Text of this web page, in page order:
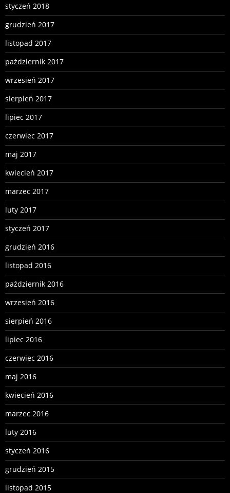
styczeń 2018
grudzień 2017
listopad 2017
październik 2017
wrzesień 2017
sierpień 2017
lipiec 2017
czerwiec 2017
maj 2017
kwiecień 2017
marzec 2017
luty 2017
styczeń 2017
grudzień 2016
listopad 2016
październik 2016
wrzesień 2016
sierpień 2016
lipiec 2016
czerwiec 2016
maj 2016
kwiecień 2016
marzec 2016
luty 2016
styczeń 2016
grudzień 2015
listopad 2015